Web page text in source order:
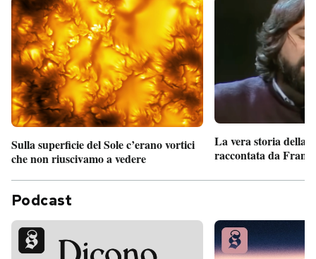
Sulla superficie del Sole c’erano vortici
che non riuscivamo a vedere
La vera storia della
raccontata da
Podcast